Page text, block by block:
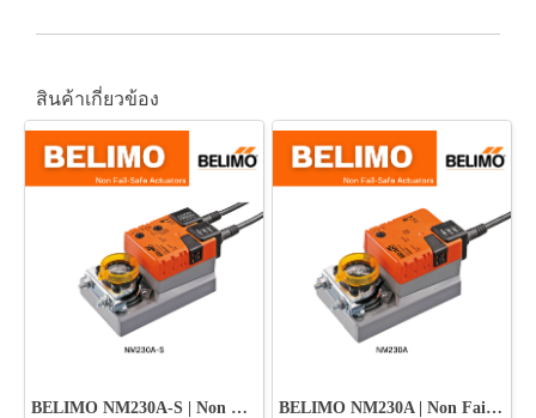
สินค้าเกี่ยวข้อง
BELIMO NM230A-S | Non Fail-Safe Damper Actuator BELIMO NM230A | Non Fail-Safe Damper Actuator